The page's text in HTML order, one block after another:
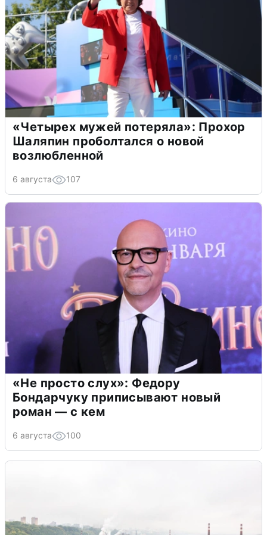
«Четырех мужей потеряла»: Прохор
Шаляпин проболтался о новой
возлюбленной
6 августа 107
«Не просто слух»: Федору
Бондарчуку приписывают новый
роман — с кем
6 августа 100